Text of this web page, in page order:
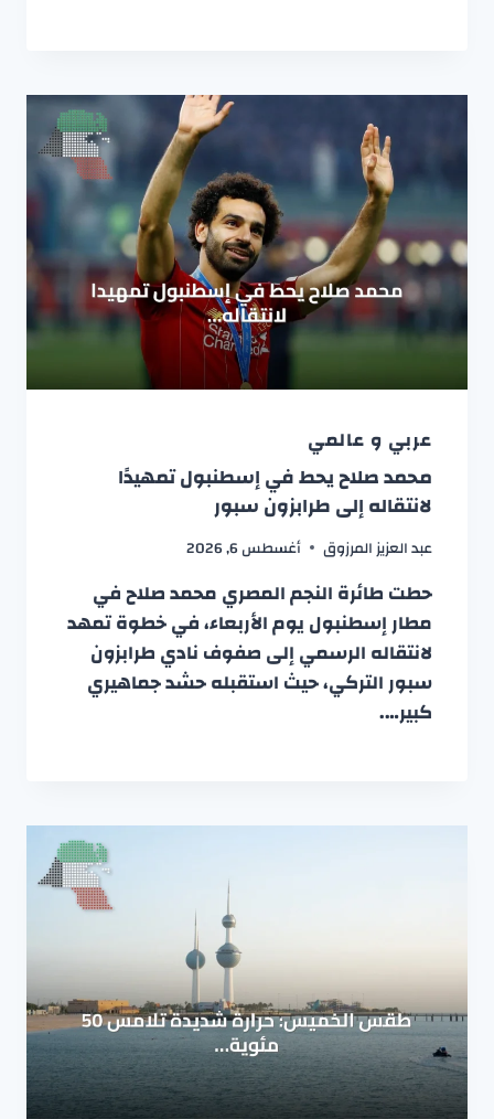
عربي و عالمي
محمد صلاح يحط في إسطنبول تمهيدًا
لانتقاله إلى طرابزون سبور
عبد العزيز المرزوق أغسطس 6, 2026
حطت طائرة النجم المصري محمد صلاح في
مطار إسطنبول يوم الأربعاء، في خطوة تمهد
لانتقاله الرسمي إلى صفوف نادي طرابزون
سبور التركي، حيث استقبله حشد جماهيري
كبير….